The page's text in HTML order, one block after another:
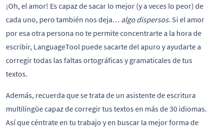
¡Oh, el amor! Es capaz de sacar lo mejor (y a veces lo peor) de
cada uno, pero también nos deja… algo dispersos. Si el amor
por esa otra persona no te permite concentrarte a la hora de
escribir, LanguageTool puede sacarte del apuro y ayudarte a
corregir todas las faltas ortográficas y gramaticales de tus
textos.
Además, recuerda que se trata de un asistente de escritura
multilingüe capaz de corregir tus textos en más de 30 idiomas.
Así que céntrate en tu trabajo y en buscar la mejor forma de